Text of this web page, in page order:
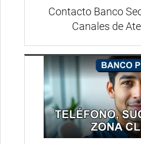
Contacto Banco
Canales de